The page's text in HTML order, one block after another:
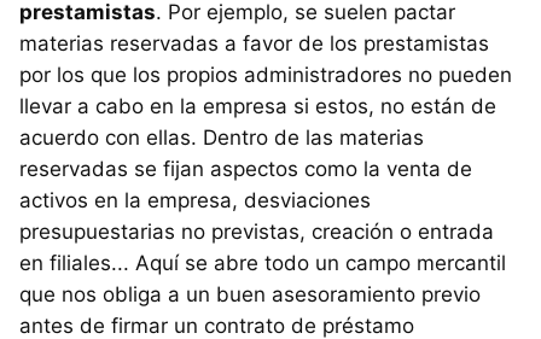
prestamistas. Por ejemplo, se suelen pactar
materias reservadas a favor de los prestamistas
por los que los propios administradores no pueden
llevar a cabo en la empresa si estos, no están de
acuerdo con ellas. Dentro de las materias
reservadas se fijan aspectos como la venta de
activos en la empresa, desviaciones
presupuestarias no previstas, creación o entrada
en filiales... Aquí se abre todo un campo mercantil
que nos obliga a un buen asesoramiento previo
antes de firmar un contrato de préstamo